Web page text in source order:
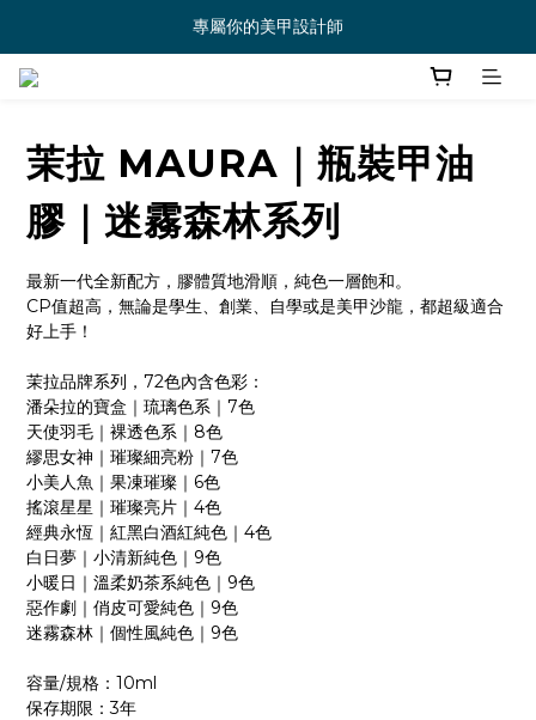
專屬你的美甲設計師
茉拉 MAURA｜瓶裝甲油
膠｜迷霧森林系列
最新一代全新配方，膠體質地滑順，純色一層飽和。
CP值超高，無論是學生、創業、自學或是美甲沙龍，都超級適合
好上手！
茉拉品牌系列，72色內含色彩：
潘朵拉的寶盒｜琉璃色系｜7色
天使羽毛｜裸透色系｜8色
繆思女神｜璀璨細亮粉｜7色
小美人魚｜果凍璀璨｜6色
搖滾星星｜璀璨亮片｜4色
經典永恆｜紅黑白酒紅純色｜4色
白日夢｜小清新純色｜9色
小暖日｜溫柔奶茶系純色｜9色
惡作劇｜俏皮可愛純色｜9色
迷霧森林｜個性風純色｜9色
容量/規格：10ml
保存期限：3年